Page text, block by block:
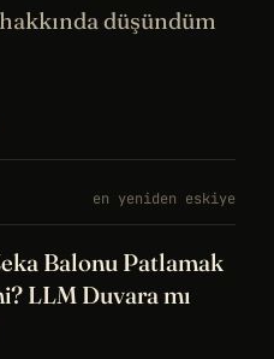
düşündüm
en yeniden eskiye
Balonu Patlamak
LLM Duvara mı